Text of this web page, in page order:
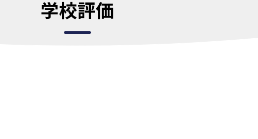
学校評価